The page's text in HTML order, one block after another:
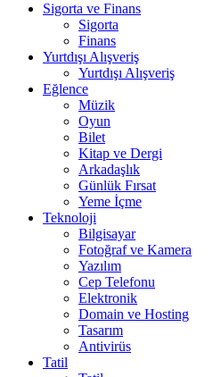
Sigorta ve Finans
Sigorta
Finans
Yurtdışı Alışveriş
Yurtdışı Alışveriş
Eğlence
Müzik
Oyun
Bilet
Kitap ve Dergi
Arkadaşlık
Günlük Fırsat
Yeme İçme
Teknoloji
Bilgisayar
Fotoğraf ve Kamera
Yazılım
Cep Telefonu
Elektronik
Domain ve Hosting
Tasarım
Antivirüs
Tatil